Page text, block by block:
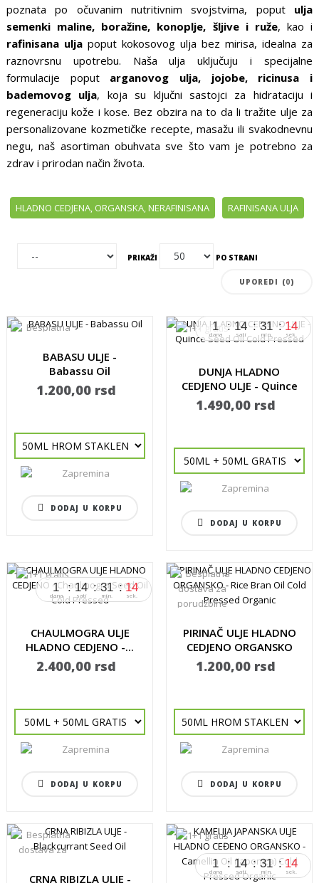
poznata po očuvanim nutritivnim svojstvima, poput ulja
semenki maline, boražine, konoplje, šljive i ruže, kao i
rafinisana ulja poput kokosovog ulja bez mirisa, idealna za
raznovrsnu upotrebu. Naša ulja uključuju i specijalne
formulacije poput arganovog ulja, jojobe, ricinusa i
bademovog ulja, koja su ključni sastojci za hidrataciju i
regeneraciju kože i kose. Bez obzira na to da li tražite ulje za
personalizovane kozmetičke recepte, masažu ili svakodnevnu
negu, naš asortiman obuhvata sve što vam je potrebno za
zdrav i prirodan način života.
HLADNO CEDJENA, ORGANSKA, NERAFINISANA RAFINISANA ULJA
PRIKAŽI PO STRANI
UPOREDI (0)
BABASU ULJE -
Babassu Oil
1.200,00 rsd
DODAJ U KORPU
1
dana
14
sati
31
min.
13
sek.
DUNJA HLADNO
CEDJENO ULJE - Quince
Seed...
1.490,00 rsd
DODAJ U KORPU
1
dana
14
sati
31
min.
13
sek.
CHAULMOGRA ULJE
HLADNO CEDJENO -...
2.400,00 rsd
DODAJ U KORPU
PIRINAČ ULJE HLADNO
CEDJENO ORGANSKO
-...
1.200,00 rsd
DODAJ U KORPU
CRNA RIBIZLA ULJE -
1
dana
14
sati
31
min.
13
sek.